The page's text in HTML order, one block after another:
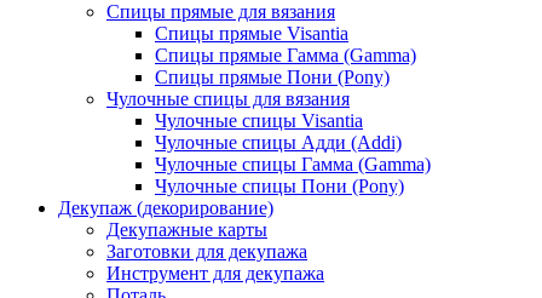
Спицы прямые для вязания
Спицы прямые Visantia
Спицы прямые Гамма (Gamma)
Спицы прямые Пони (Pony)
Чулочные спицы для вязания
Чулочные спицы Visantia
Чулочные спицы Адди (Addi)
Чулочные спицы Гамма (Gamma)
Чулочные спицы Пони (Pony)
Декупаж (декорирование)
Декупажные карты
Заготовки для декупажа
Инструмент для декупажа